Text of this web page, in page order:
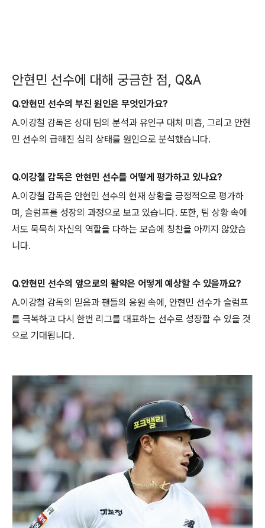
안현민 선수에 대해 궁금한 점, Q&A
Q.안현민 선수의 부진 원인은 무엇인가요?
A.이강철 감독은 상대 팀의 분석과 유인구 대처 미흡, 그리고 안현
민 선수의 급해진 심리 상태를 원인으로 분석했습니다.
Q.이강철 감독은 안현민 선수를 어떻게 평가하고 있나요?
A.이강철 감독은 안현민 선수의 현재 상황을 긍정적으로 평가하
며, 슬럼프를 성장의 과정으로 보고 있습니다. 또한, 팀 상황 속에
서도 묵묵히 자신의 역할을 다하는 모습에 칭찬을 아끼지 않았습
니다.
Q.안현민 선수의 앞으로의 활약은 어떻게 예상할 수 있을까요?
A.이강철 감독의 믿음과 팬들의 응원 속에, 안현민 선수가 슬럼프
를 극복하고 다시 한번 리그를 대표하는 선수로 성장할 수 있을 것
으로 기대됩니다.